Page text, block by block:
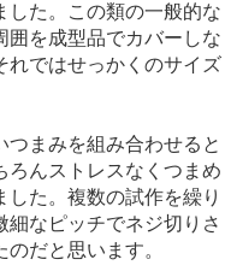
した。この類の一般的な
囲を成型品でカバーしな
れではせっかくのサイズ
まみを組み合わせると
ろんストレスなくつまめ
た。複数の試作を繰り
なピッチでネジ切りさ
だと思います。